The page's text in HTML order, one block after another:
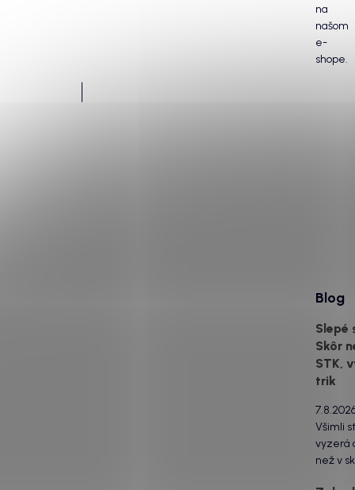
na
našom
e-
shope.
Blog
Slepé
Skôr
STK,
trik
Všimli
vyzerá
než v